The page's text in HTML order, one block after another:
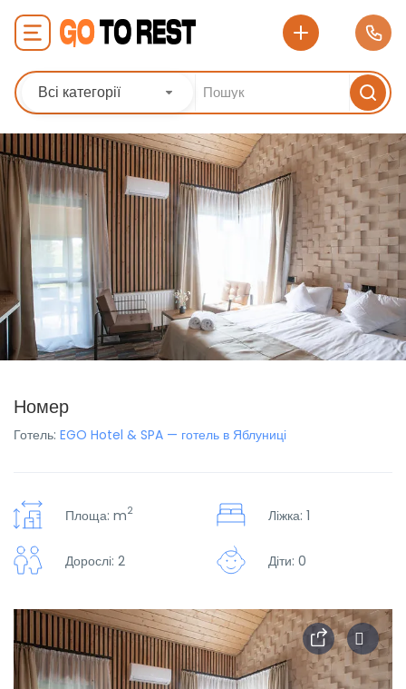
Всі категорії
Номер
Готель: EGO Hotel & SPA — готель в Яблуниці
Площа: m2 Ліжка: 1
Дорослі: 2 Діти: 0